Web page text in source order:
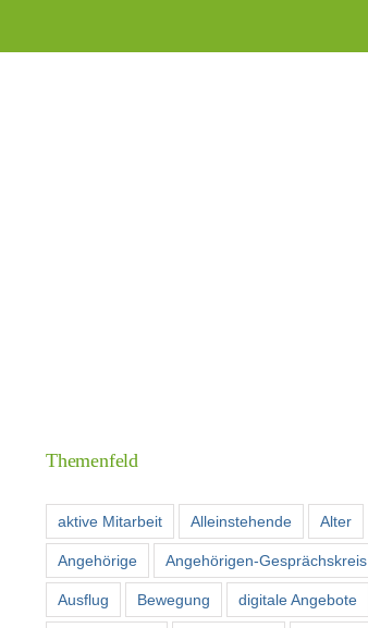
Themenfeld
aktive Mitarbeit Alleinstehende Alter
Angehörige Angehörigen-Gesprächskreis
Ausflug Bewegung digitale Angebote